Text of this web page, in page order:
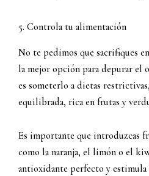
5. Controla tu alimentación
No te pedimos que sacrifiques
la mejor opción para depurar el
es someterlo a dietas
equilibrada, rica en frutas y
Es importante que introduzcas
como la naranja, el limón o el
antioxidante perfecto y